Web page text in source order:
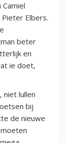
Elbers.
beter
en
ie doet,
niet lullen
bij
de nieuwe